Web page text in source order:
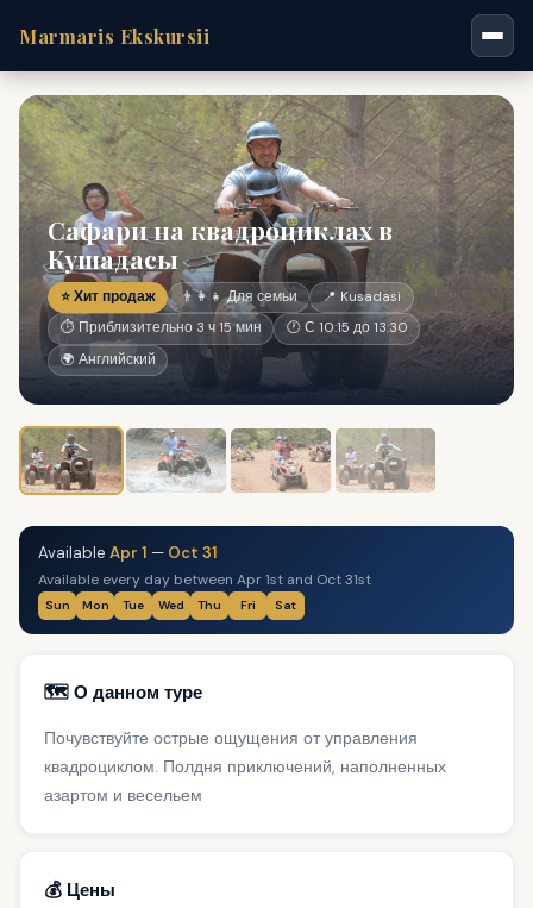
Marmaris Ekskursii
Сафари на квадроциклах в
Кушадасы
⭐ Хит продаж 👨‍👩‍👧 Для семьи
📍 Kusadasi
⏱ Приблизительно 3 ч 15 мин
🕐 С 10:15 до 13:30
🌍 Английский
Available Apr 1 — Oct 31
Available every day between Apr 1st and Oct 31st
Sun Mon Tue Wed Thu Fri Sat
🗺️ О данном туре
Почувствуйте острые ощущения от управления
квадроциклом. Полдня приключений, наполненных
азартом и весельем
💰 Цены